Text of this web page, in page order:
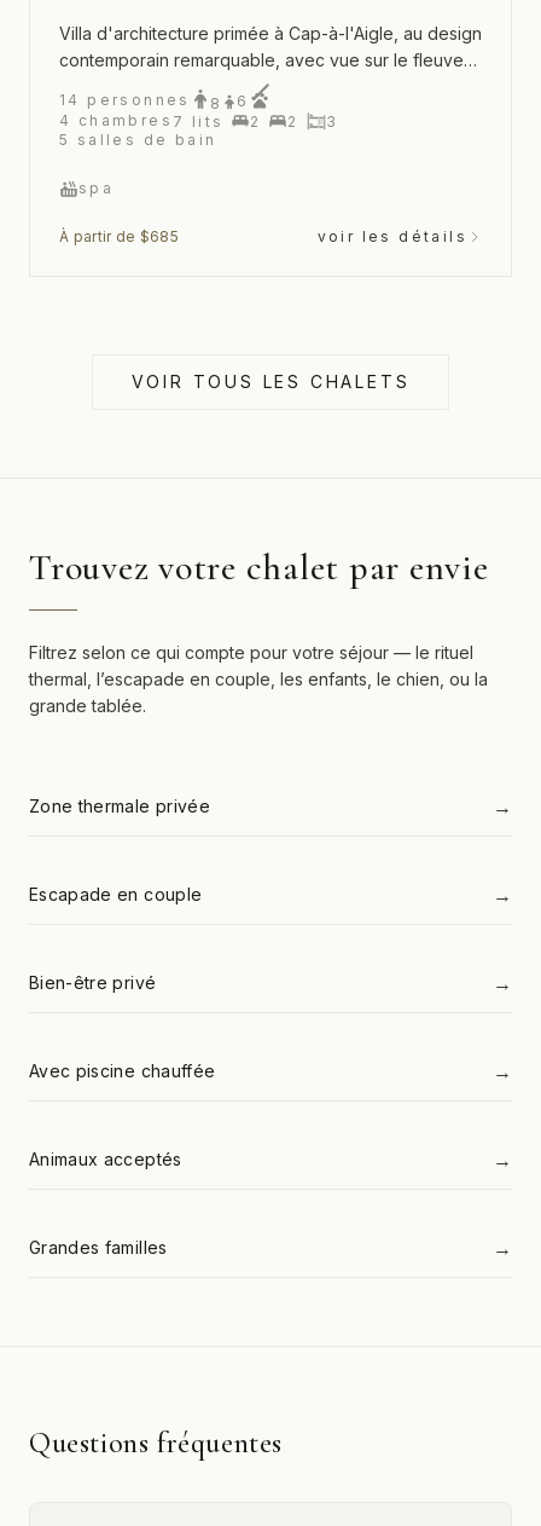
Villa d'architecture primée à Cap-à-l'Aigle, au design
contemporain remarquable, avec vue sur le fleuve
St-Laurent et spa extérieur
14 personnes 8
6
4
chambres 7 lits 2 2
3
5
salles de bain
spa
À partir de $685 voir les détails
VOIR TOUS LES CHALETS
Trouvez votre chalet par envie
Filtrez selon ce qui compte pour votre séjour — le rituel
thermal, l’escapade en couple, les enfants, le chien, ou la
grande tablée.
Zone thermale privée →
Escapade en couple →
Bien-être privé →
Avec piscine chauffée →
Animaux acceptés →
Grandes familles →
Questions fréquentes